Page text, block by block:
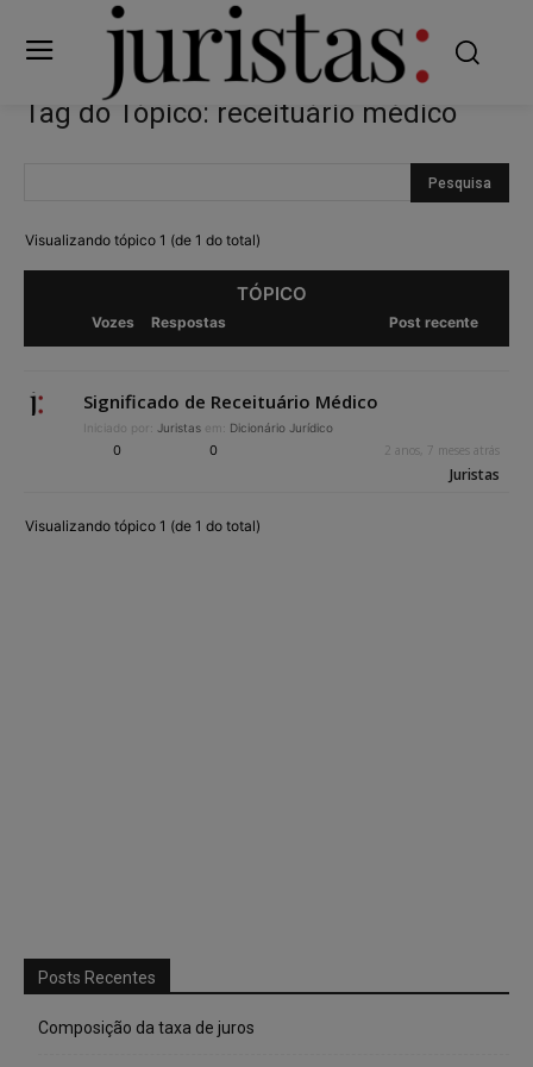
Tag do Tópico: receituário médico
Visualizando tópico 1 (de 1 do total)
TÓPICO
Vozes Respostas Post recente
Significado de Receituário Médico
Iniciado por: Juristas em: Dicionário Jurídico
0 0 2 anos, 7 meses atrás
Juristas
Visualizando tópico 1 (de 1 do total)
Posts Recentes
Composição da taxa de juros